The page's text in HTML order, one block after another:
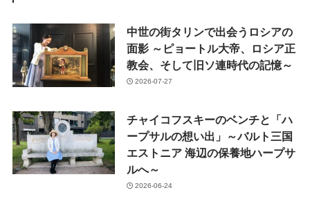
中世の街タリンで出会うロシアの
面影 ～ピョートル大帝、ロシア正
教会、そして旧ソ連時代の記憶～
2026-07-27
チャイコフスキーのベンチと「ハ
ープサルの想い出」～バルト三国
エストニア 海辺の保養地ハープサ
ルへ～
2026-06-24